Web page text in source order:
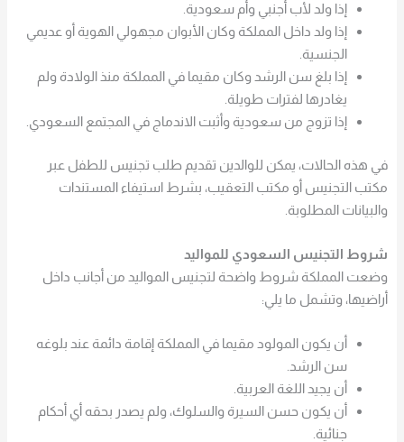
إذا ولد لأب أجنبي وأم سعودية.
إذا ولد داخل المملكة وكان الأبوان مجهولي الهوية أو عديمي
الجنسية.
إذا بلغ سن الرشد وكان مقيما في المملكة منذ الولادة ولم
يغادرها لفترات طويلة.
إذا تزوج من سعودية وأثبت الاندماج في المجتمع السعودي.
في هذه الحالات، يمكن للوالدين تقديم طلب تجنيس للطفل عبر
مكتب التجنيس أو مكتب التعقيب، بشرط استيفاء المستندات
والبيانات المطلوبة.
شروط التجنيس السعودي للمواليد
وضعت المملكة شروط واضحة لتجنيس المواليد من أجانب داخل
أراضيها، وتشمل ما يلي:
أن يكون المولود مقيما في المملكة إقامة دائمة عند بلوغه
سن الرشد.
أن يجيد اللغة العربية.
أن يكون حسن السيرة والسلوك، ولم يصدر بحقه أي أحكام
جنائية.